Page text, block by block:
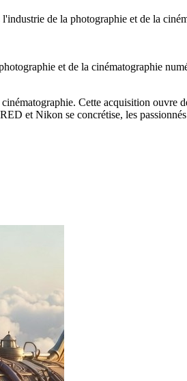
de la photographie et de la
et de la cinématographie
Cette acquisition ouvre
et Nikon se concrétise, les